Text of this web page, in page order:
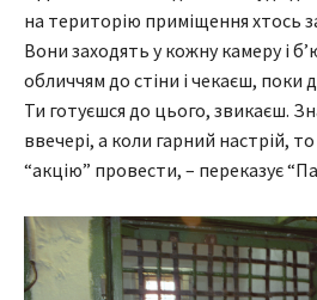
на територію приміщення хтось
Вони заходять у кожну камеру і
обличчям до стіни і чекаєш, поки
Ти готуєшся до цього, звикаєш.
ввечері, а коли гарний настрій,
“акцію” провести, – переказує